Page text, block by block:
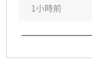
1小時前